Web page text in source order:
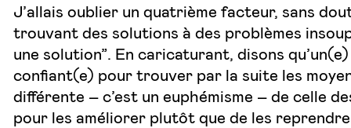
J’allais oublier un quatrième facteur, sans
trouvant des solutions à des problèmes
une solution”. En caricaturant, disons
confiant(e) pour trouver par la suite les
différente – c’est un euphémisme – de celle
pour les améliorer plutôt que de les